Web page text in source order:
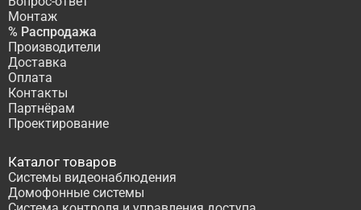
Монтаж
% Распродажа
Производители
Доставка
Оплата
Контакты
Партнёрам
Проектирование
Каталог товаров
Системы видеонаблюдения
Домофонные системы